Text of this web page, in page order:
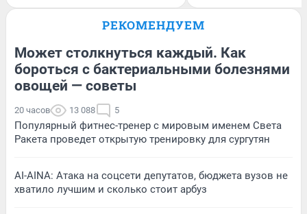
РЕКОМЕНДУЕМ
Может столкнуться каждый. Как
бороться с бактериальными болезнями
овощей — советы
20 часов 13 088 5
Популярный фитнес-тренер с мировым именем Света
Ракета проведет открытую тренировку для сургутян
AI-AINA: Атака на соцсети депутатов, бюджета вузов не
хватило лучшим и сколько стоит арбуз